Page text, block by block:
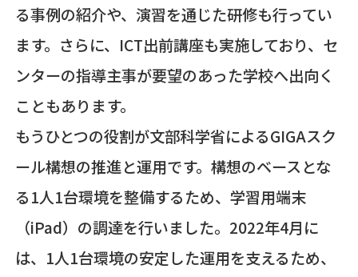
る事例の紹介や、演習を通じた研修も行ってい
ます。さらに、 ICT出前講座も実施しており、セ
ンターの指導主事が要望のあった学校へ出向く
こともあります。
もうひとつの役割が文部科学省によるGIGAスク
ール構想の推進と運用です。構想のベースとな
る1人1台環境を整備するため、学習用端末
（iPad）の調達を行いました。 2022年4月に
は、 1人1台環境の安定した運用を支えるため、